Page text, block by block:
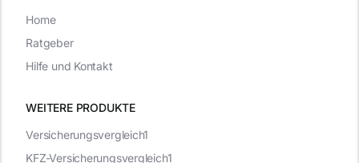
WEITERE PRODUKTE
Versicherungsvergleich1
KFZ-Versicherungsvergleich1
Home
Ratgeber
Hilfe und Kontakt